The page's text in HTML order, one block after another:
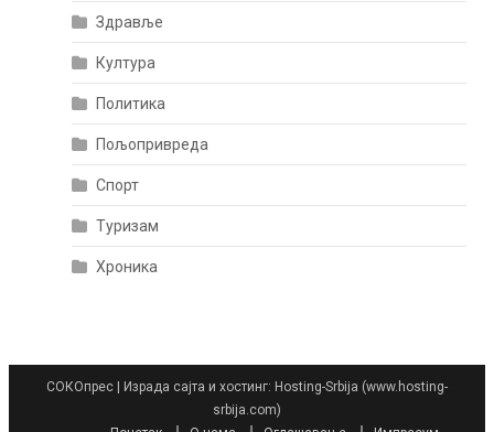
Здравље
Култура
Политика
Пољопривреда
Спорт
Туризам
Хроника
СОКОпрес
Израда сајта и хостинг: Hosting-Srbija (www.hosting-
srbija.com)